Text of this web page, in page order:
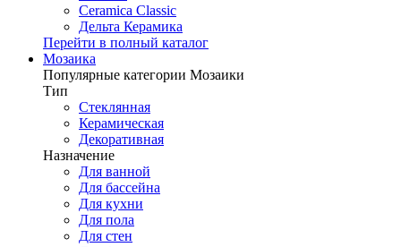
Ceramica Classic
Дельта Керамика
Перейти в полный каталог
Мозаика
Популярные категории Мозаики
Тип
Стеклянная
Керамическая
Декоративная
Назначение
Для ванной
Для бассейна
Для кухни
Для пола
Для стен